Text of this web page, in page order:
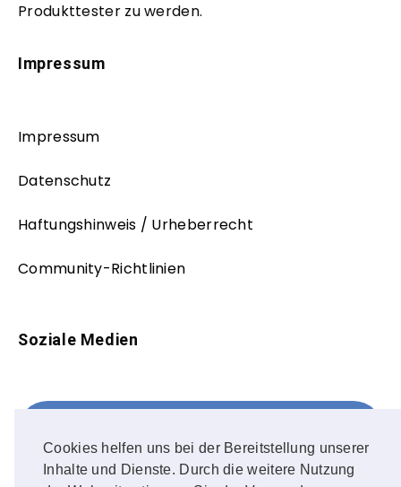
Cookies helfen uns bei der Bereitstellung unserer
Inhalte und Dienste. Durch die weitere Nutzung
Produkttester zu werden.
Impressum
Impressum
Datenschutz
Haftungshinweis / Urheberrecht
Community-Richtlinien
Soziale Medien
FOLLOW ME!